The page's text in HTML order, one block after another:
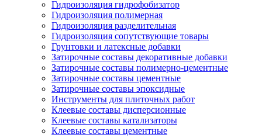
Гидроизоляция гидрофобизатор
Гидроизоляция полимерная
Гидроизоляция разделительная
Гидроизоляция сопутствующие товары
Грунтовки и латексные добавки
Затирочные составы декоративные добавки
Затирочные составы полимерно-цементные
Затирочные составы цементные
Затирочные составы эпоксидные
Инструменты для плиточных работ
Клеевые составы дисперсионные
Клеевые составы катализаторы
Клеевые составы цементные